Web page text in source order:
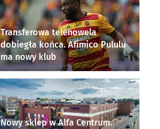
Transferowa telenowela
dobiegła końca. Afimico Pululu
ma nowy klub
Nowy sklep w Alfa Centrum.